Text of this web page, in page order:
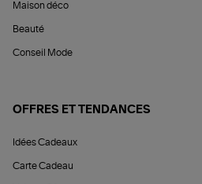
Maison déco
Beauté
Conseil Mode
OFFRES ET TENDANCES
Idées Cadeaux
Carte Cadeau